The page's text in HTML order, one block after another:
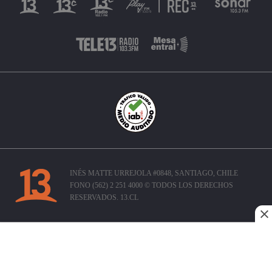
INÉS MATTE URREJOLA #0848, SANTIAGO, CHILE
FONO (562) 2 251 4000 © TODOS LOS DERECHOS
RESERVADOS. 13.CL